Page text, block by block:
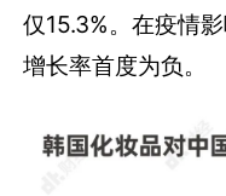
仅15.3%。在疫情
增长率首度为负。